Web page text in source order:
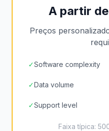
A partir
Preços
✓Software complexity
✓Data volume
✓Support level
Faixa típica: